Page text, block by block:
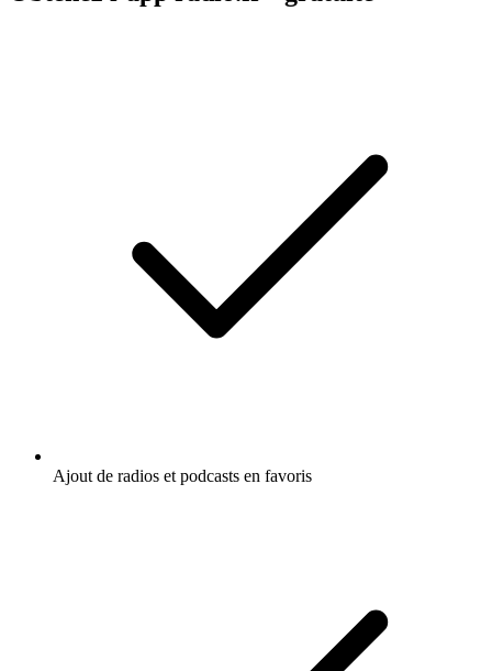
Ajout de radios et podcasts en favoris